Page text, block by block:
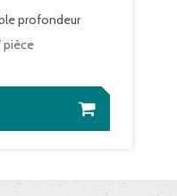
profondeur
pièce